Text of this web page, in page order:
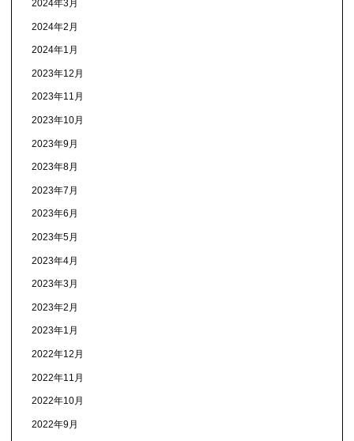
2024年3月
2024年2月
2024年1月
2023年12月
2023年11月
2023年10月
2023年9月
2023年8月
2023年7月
2023年6月
2023年5月
2023年4月
2023年3月
2023年2月
2023年1月
2022年12月
2022年11月
2022年10月
2022年9月